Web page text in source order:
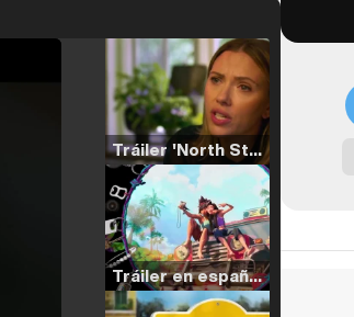
Tráiler 'North Star' (2023)
Tráiler en español de 'La isla olvidada'